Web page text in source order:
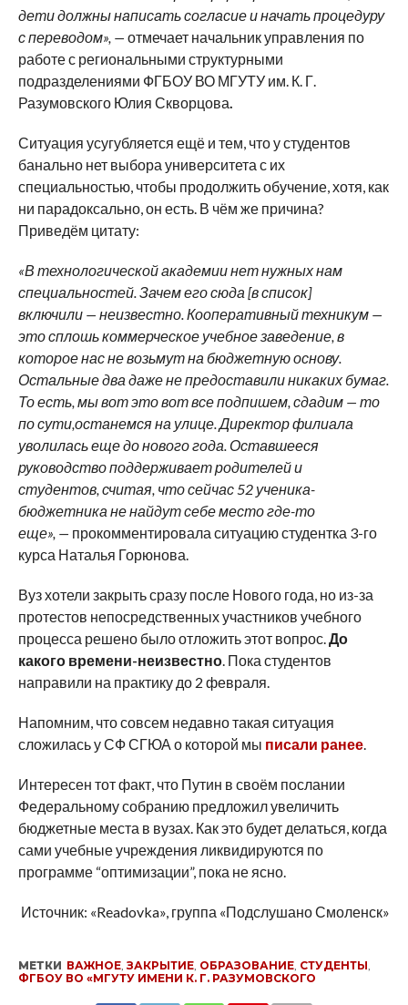
дети должны написать согласие и начать процедуру
с переводом», — отмечает начальник управления по
работе с региональными структурными
подразделениями ФГБОУ ВО МГУТУ им. К. Г.
Разумовского Юлия Скворцова.
Ситуация усугубляется ещё и тем, что у студентов
банально нет выбора университета с их
специальностью, чтобы продолжить обучение, хотя, как
ни парадоксально, он есть. В чём же причина?
Приведём цитату:
«В технологической академии нет нужных нам
специальностей. Зачем его сюда [в список]
включили — неизвестно. Кооперативный техникум —
это сплошь коммерческое учебное заведение, в
которое нас не возьмут на бюджетную основу.
Остальные два даже не предоставили никаких бумаг.
То есть, мы вот это вот все подпишем, сдадим — то
по сути,останемся на улице. Директор филиала
уволилась еще до нового года. Оставшееся
руководство поддерживает родителей и
студентов, считая, что сейчас 52 ученика-
бюджетника не найдут себе место где-то
еще», — прокомментировала ситуацию студентка 3-го
курса Наталья Горюнова.
Вуз хотели закрыть сразу после Нового года, но из-за
протестов непосредственных участников учебного
процесса решено было отложить этот вопрос.До
какого времени-неизвестно. Пока студентов
направили на практику до 2 февраля.
Напомним, что совсем недавно такая ситуация
сложилась у СФ СГЮА о которой мы писали ранее.
Интересен тот факт, что Путин в своём послании
Федеральному собранию предложил увеличить
бюджетные места в вузах. Как это будет делаться, когда
сами учебные учреждения ликвидируются по
программе “оптимизации”, пока не ясно.
Источник: «Readovka», группа «Подслушано Смоленск»
МЕТКИ ВАЖНОЕ, ЗАКРЫТИЕ, ОБРАЗОВАНИЕ, СТУДЕНТЫ,
ФГБОУ ВО «МГУТУ ИМЕНИ К. Г. РАЗУМОВСКОГО